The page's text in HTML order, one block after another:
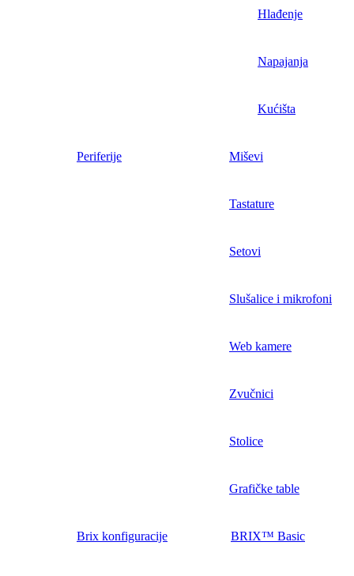
Hlađenje
Napajanja
Kućišta
Periferije Miševi
Tastature
Setovi
Slušalice i mikrofoni
Web kamere
Zvučnici
Stolice
Grafičke table
Brix konfiguracije BRIX™ Basic